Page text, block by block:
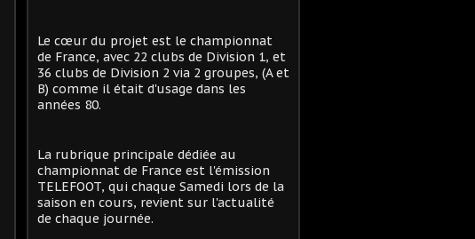
Le cœur du projet est le championnat
de France, avec 22 clubs de Division 1, et
36 clubs de Division 2 via 2 groupes, (A et
B) comme il était d'usage dans les
années 80.
La rubrique principale dédiée au
championnat de France est l'émission
TELEFOOT, qui chaque Samedi lors de la
saison en cours, revient sur l'actualité
de chaque journée.